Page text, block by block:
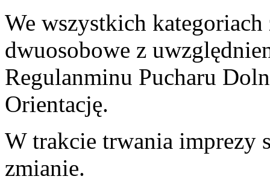
We wszystkich kategoriach
dwuosobowe z
Regulanminu Pucharu
Orientację.
W trakcie trwania imprezy
zmianie.